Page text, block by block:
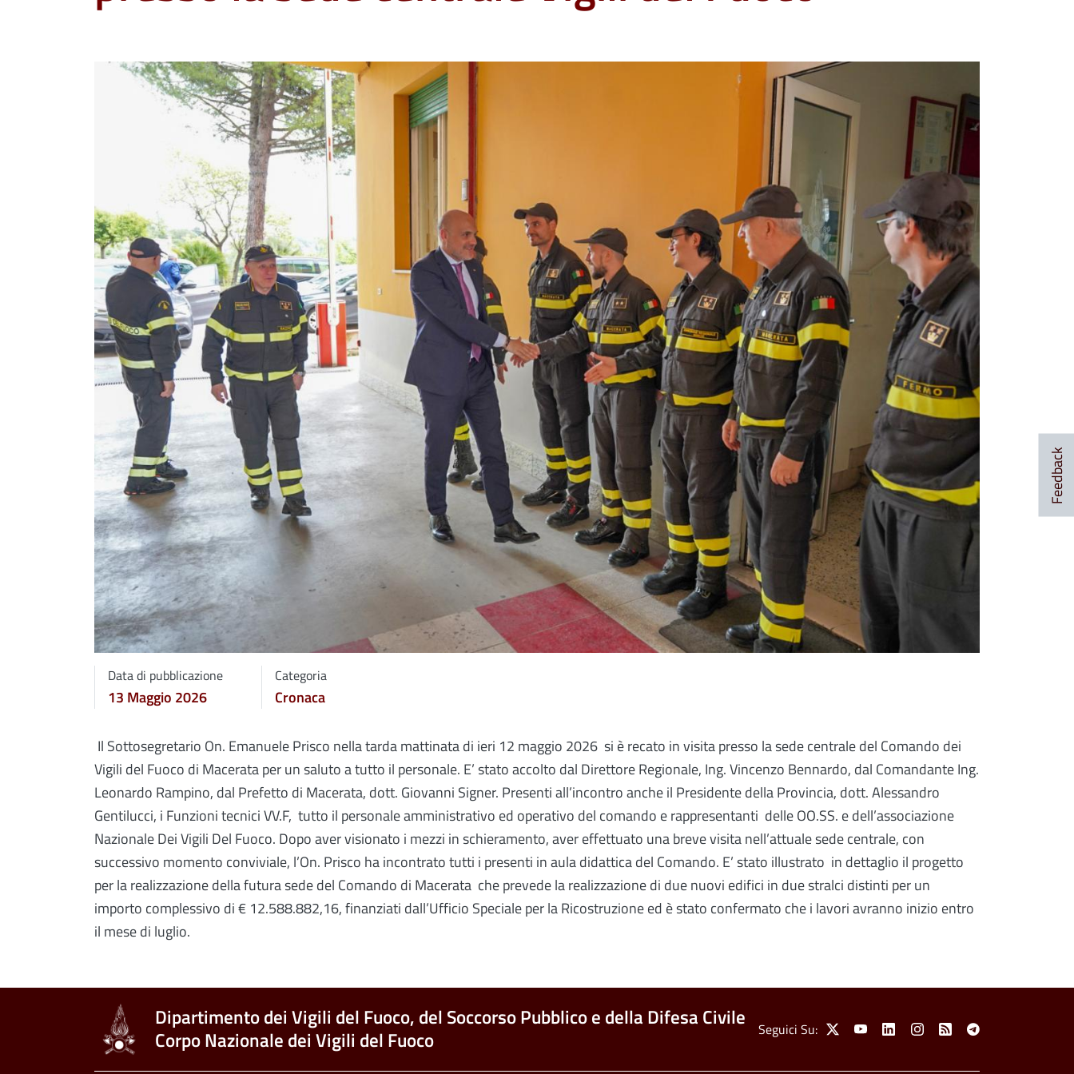
Data di pubblicazione
13 Maggio 2026
Categoria
Cronaca
Il Sottosegretario On. Emanuele Prisco nella tarda mattinata di ieri 12 maggio 2026 si è recato in visita presso la sede centrale del Comando dei
Vigili del Fuoco di Macerata per un saluto a tutto il personale. E’ stato accolto dal Direttore Regionale, Ing. Vincenzo Bennardo, dal Comandante Ing.
Leonardo Rampino, dal Prefetto di Macerata, dott. Giovanni Signer. Presenti all’incontro anche il Presidente della Provincia, dott. Alessandro
Gentilucci, i Funzioni tecnici VV.F, tutto il personale amministrativo ed operativo del comando e rappresentanti delle OO.SS. e dell’associazione
Nazionale Dei Vigili Del Fuoco. Dopo aver visionato i mezzi in schieramento, aver effettuato una breve visita nell’attuale sede centrale, con
successivo momento conviviale, l’On. Prisco ha incontrato tutti i presenti in aula didattica del Comando. E’ stato illustrato in dettaglio il progetto
per la realizzazione della futura sede del Comando di Macerata che prevede la realizzazione di due nuovi edifici in due stralci distinti per un
importo complessivo di € 12.588.882,16, finanziati dall’Ufficio Speciale per la Ricostruzione ed è stato confermato che i lavori avranno inizio entro
il mese di luglio.
Feedback
Dipartimento dei Vigili del Fuoco, del Soccorso Pubblico e della Difesa Civile
Corpo Nazionale dei Vigili del Fuoco
Social Menu
Seguici Su: X YoutubeLinkedinInstagram
Feed Telegram